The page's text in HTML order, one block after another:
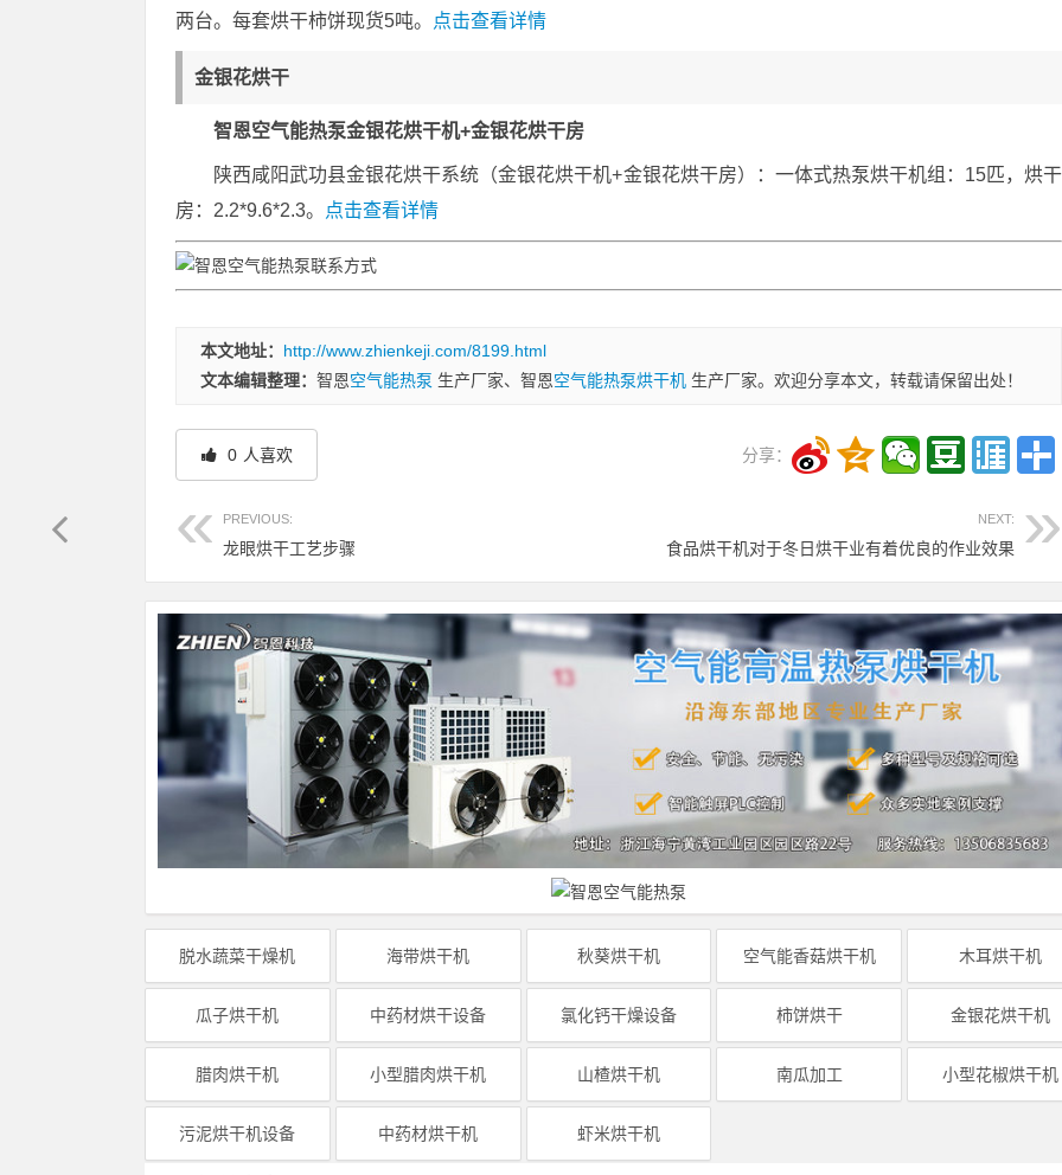
两台。每套烘干柿饼现货5吨。
点击查看详情
金银花烘干
智恩空气能热泵金银花烘干机+金银花烘干房
陕西咸阳武功县金银花烘干系统（金银花烘干机+金银花烘干房）：一体式热泵烘干机组：15匹，烘干
房：2.2*9.6*2.3。
点击查看详情
本文地址： http://www.zhienkeji.com/8199.html
文本编辑整理： 智恩空气能热泵 生产厂家、智恩空气能热泵烘干机 生产厂家。欢迎分享本文，转载请保留出处！
0 人喜欢 分享：
PREVIOUS:
龙眼烘干工艺步骤
NEXT:
食品烘干机对于冬日烘干业有着优良的作业效果
脱水蔬菜干燥机 海带烘干机 秋葵烘干机 空气能香菇烘干机 木耳烘干机
瓜子烘干机 中药材烘干设备 氯化钙干燥设备 柿饼烘干 金银花烘干机
腊肉烘干机 小型腊肉烘干机 山楂烘干机 南瓜加工 小型花椒烘干机
污泥烘干机设备 中药材烘干机 虾米烘干机